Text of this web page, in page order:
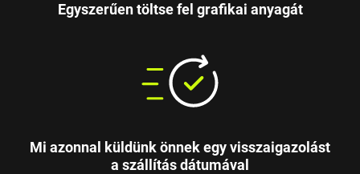
Egyszerűen töltse fel grafikai anyagát
Mi azonnal küldünk önnek egy visszaigazolást
a szállítás dátumával